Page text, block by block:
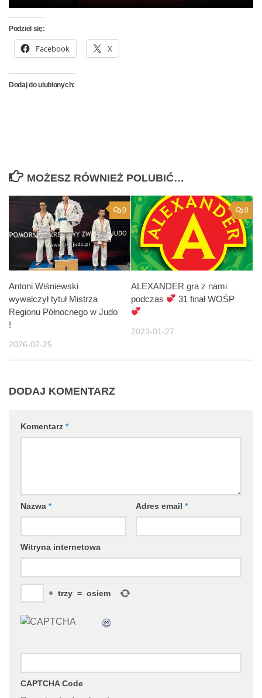
Podziel się:
Facebook X
Dodaj do ulubionych:
MOŻESZ RÓWNIEŻ POLUBIĆ…
0
Antoni Wiśniewski
wywalczył tytuł Mistrza
Regionu Północnego w Judo
!
2026-02-25
0
ALEXANDER gra z nami
podczas
31 finał WOŚP
2023-01-27
DODAJ KOMENTARZ
Komentarz *
Nazwa * Adres email *
Witryna internetowa
+ trzy = osiem
CAPTCHA Code